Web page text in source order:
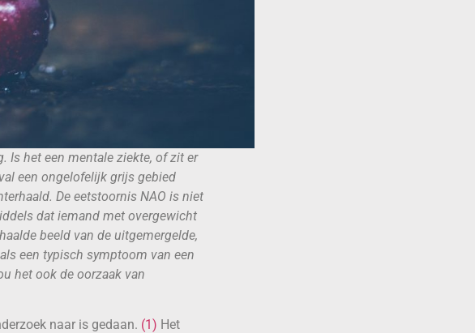
Is het een mentale ziekte, of zit er
een ongelofelijk grijs gebied
De eetstoornis NAO is niet
dat iemand met overgewicht
beeld van de uitgemergelde,
een typisch symptoom van een
het ook de oorzaak van
naar is gedaan. (1) Het